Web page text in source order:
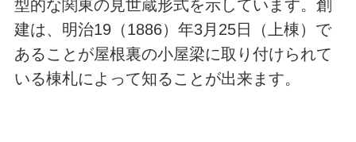
型的な関東の見世蔵形式を示しています。創
建は、明治19（1886）年3月25日（上棟）で
あることが屋根裏の小屋梁に取り付けられて
いる棟札によって知ることが出来ます。